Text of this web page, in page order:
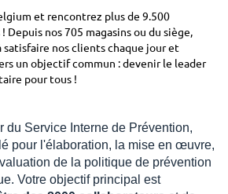
et rencontrez plus de 9.500
! Depuis nos 705 magasins ou du siège,
satisfaire nos clients chaque jour et
un objectif commun : devenir le leader
pour tous !
du Service Interne de Prévention,
pour l'élaboration, la mise en œuvre,
de la politique de prévention
Votre objectif principal est